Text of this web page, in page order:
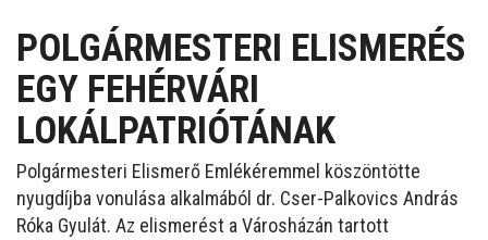
POLGÁRMESTERI ELISMERÉS
EGY FEHÉRVÁRI
LOKÁLPATRIÓTÁNAK
Polgármesteri Elismerő Emlékéremmel köszöntötte
nyugdíjba vonulása alkalmából dr. Cser-Palkovics András
Róka Gyulát. Az elismerést a Városházán tartott